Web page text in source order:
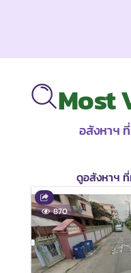
Most
อสังหาฯ
ดูอสังหาฯ
870